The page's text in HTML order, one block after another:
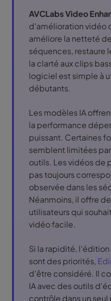
AVCLabs Video
d'amélioration vidéo
améliore la netteté
séquences, restaure
la clarté aux clips
logiciel est simple à
débutants.
Les modèles IA
la performance
puissant. Certaines
semblent limitées
outils. Les vidéos de
pas toujours
observée dans les
Néanmoins, il offre
utilisateurs qui
vidéo facile.
Si la rapidité,
sont des priorités,
d'être considéré. Il
IA avec des outils
contrôle dans un